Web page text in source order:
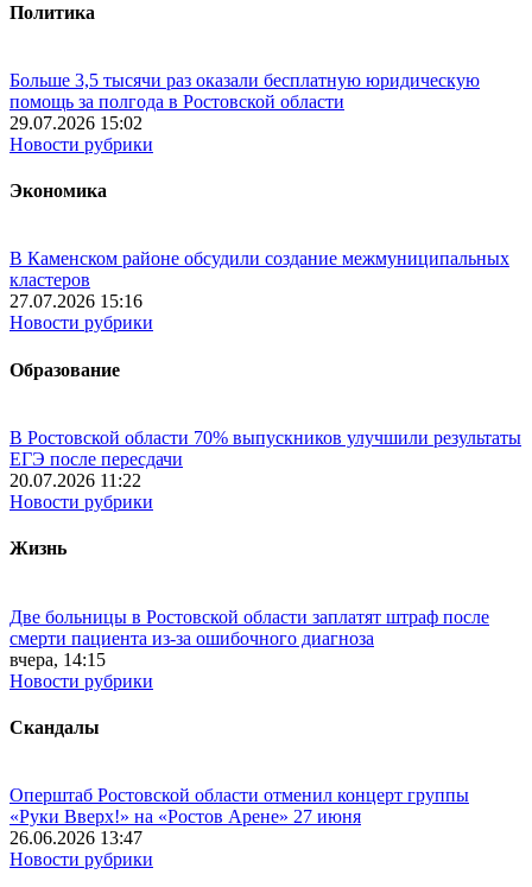
Политика
Больше 3,5 тысячи раз оказали бесплатную юридическую
помощь за полгода в Ростовской области
29.07.2026 15:02
Новости рубрики
Экономика
В Каменском районе обсудили создание межмуниципальных
кластеров
27.07.2026 15:16
Новости рубрики
Образование
В Ростовской области 70% выпускников улучшили результаты
ЕГЭ после пересдачи
20.07.2026 11:22
Новости рубрики
Жизнь
Две больницы в Ростовской области заплатят штраф после
смерти пациента из-за ошибочного диагноза
вчера, 14:15
Новости рубрики
Скандалы
Оперштаб Ростовской области отменил концерт группы
«Руки Вверх!» на «Ростов Арене» 27 июня
26.06.2026 13:47
Новости рубрики